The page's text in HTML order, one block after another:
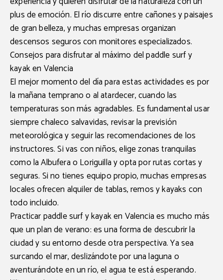
plus de emoción. El río discurre entre cañones y paisajes
de gran belleza, y muchas empresas organizan
descensos seguroscon monitores especializados.
Consejos para disfrutar al máximo del paddle surf y
kayak en Valencia
El mejor momento del día para estas actividades es por
la mañana temprano o al atardecer, cuando las
temperaturas son más agradables. Es fundamental usar
siempre chaleco salvavidas, revisar la previsión
meteorológica y seguir las recomendaciones de los
instructores. Si vas con niños, elige zonas tranquilas
como laAlbuferao Loriguillay opta por rutas cortas y
seguras. Si no tienes equipo propio, muchas empresas
locales ofrecen alquiler de tablas, remos y kayaks con
todo incluido.
Practicarpaddle surf y kayak en Valenciaes mucho más
que un plan de verano: es una forma de descubrir la
ciudad y su entorno desde otra perspectiva. Ya sea
surcando el mar, deslizándote por una laguna o
aventurándote en un río, el agua te está esperando.